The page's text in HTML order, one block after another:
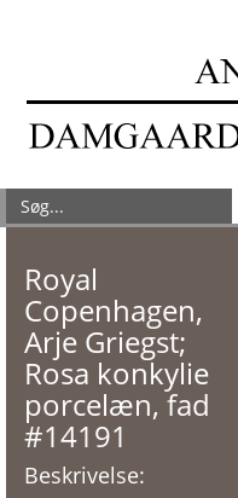
Royal
Copenhagen,
Arje Griegst;
Rosa konkylie
porcelæn, fad
#14191
Beskrivelse: